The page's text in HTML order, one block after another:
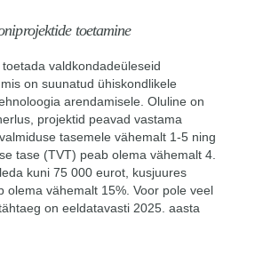
toetamine
valdkondadeüleseid
on suunatud ühiskondlikele
arendamisele. Oluline on
projektid peavad vastama
tasemele vähemalt 1-5 ning
tase (TVT) peab olema vähemalt 4.
kuni 75 000 eurot, kusjuures
olema vähemalt 15%. Voor pole veel
on eeldatavasti 2025. aasta